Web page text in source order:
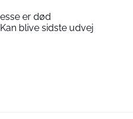
er død
blive sidste udvej